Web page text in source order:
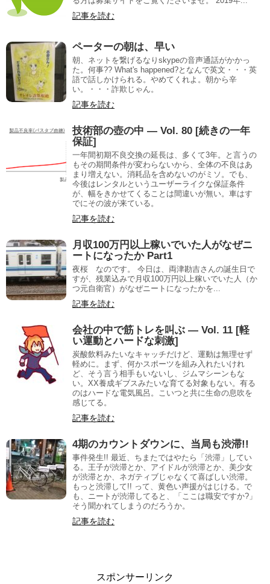
記事を読む
ペーターの朝は、早い
朝、ネットを繋げるなりskypeの音声通話がかかっ
た。何事?? What's happened?となんで英文・・・英
語で話しかけられる。やめてくれよ。朝から辛
い。・・・詐欺じゃん。
記事を読む
技術部の壺の中 — Vol. 80 [続きの一年
保証]
一年間初期不良交換の延長は、多くて3年。と言うの
もその期間条件が変わらないから、全体の不良はあ
まり増えない。消耗品を含めないのがミソ。でも、
今後はレンタルというユーザーライクな保証条件
が、幅をきかせてくることは間違いが無い。車はす
でにその波が来ている。
記事を読む
月収100万円以上稼いでいた人がなぜニ
ートになったか Part1
夜桜 なのです。 今日は、両津勘吉さんの誕生日で
すが、残業込みで月収100万円以上稼いでいた人（か
つ元自衛官）がなぜニートになったかを...
記事を読む
会社の中で筋トレを叫ぶ — Vol. 11 [軽
い運動とハードな刺激]
炭酸飲料みたいなキャッチだけど、運動は無理せず
軽めに。まず、何かスポーツを組み入れたいけれ
ど、そう言う相手もいないし、ジムマシーンもな
い。XX養成ギブスみたいな育てる対象もない。有る
のはハードな電気風呂。こいつと共に生命の息吹を
感じてる。
記事を読む
4期のカウントダウンに、当局も渋滞!!
事件発生!! 最近、ちまたではやたら「渋滞」してい
る。王子が渋滞とか、アイドルが渋滞とか、美少女
が渋滞とか、ネガティブじゃなくて喜ばしい渋滞。
もっと渋滞して!! って、黄色い声援がはじける。で
も、ニートが渋滞してると、「ここは職安ですか?」
そう聞かれてしまうのだろうか。
記事を読む
スポンサーリンク